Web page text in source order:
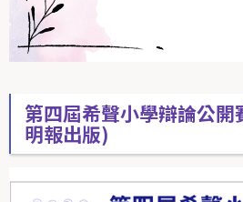
第四屆希聲小學辯論公
明報出版)